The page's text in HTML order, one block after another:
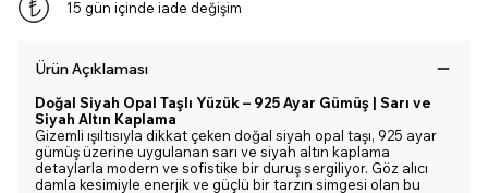
15 gün içinde iade değişim
Ürün Açıklaması
Doğal Siyah Opal Taşlı Yüzük – 925 Ayar Gümüş | Sarı ve
Siyah Altın Kaplama
Gizemli ışıltısıyla dikkat çeken doğal siyah opal taşı, 925 ayar
gümüş üzerine uygulanan sarı ve siyah altın kaplama
detaylarla modern ve sofistike bir duruş sergiliyor. Göz alıcı
damla kesimiyle enerjik ve güçlü bir tarzın simgesi olan bu